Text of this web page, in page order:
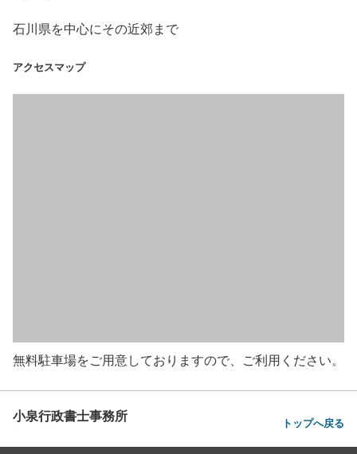
石川県を中心にその近郊まで
アクセスマップ
無料駐車場をご用意しておりますので、ご利用ください。
小泉行政書士事務所 トップへ戻る